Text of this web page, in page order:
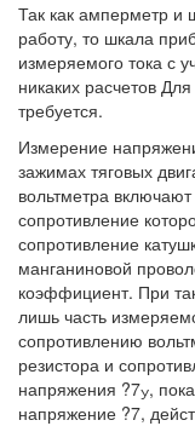
Так как амперметр и
работу, то шкала
измеряемого тока с
никаких расчетов
требуется.
Измерение
зажимах тяговых
вольтметра
сопротивление
сопротивление
манганиновой
коэффициент. При
лишь часть
сопротивлению
резистора и
напряжения ?7У,
напряжение ?7,